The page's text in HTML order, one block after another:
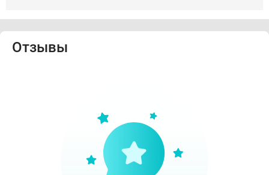
Отзывы